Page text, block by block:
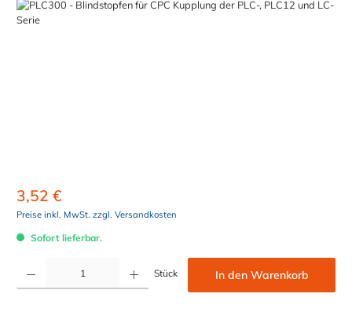
Bildergalerie überspringen
3,52 €
Preise inkl. MwSt. zzgl. Versandkosten
Sofort lieferbar.
Stück In den Warenkorb